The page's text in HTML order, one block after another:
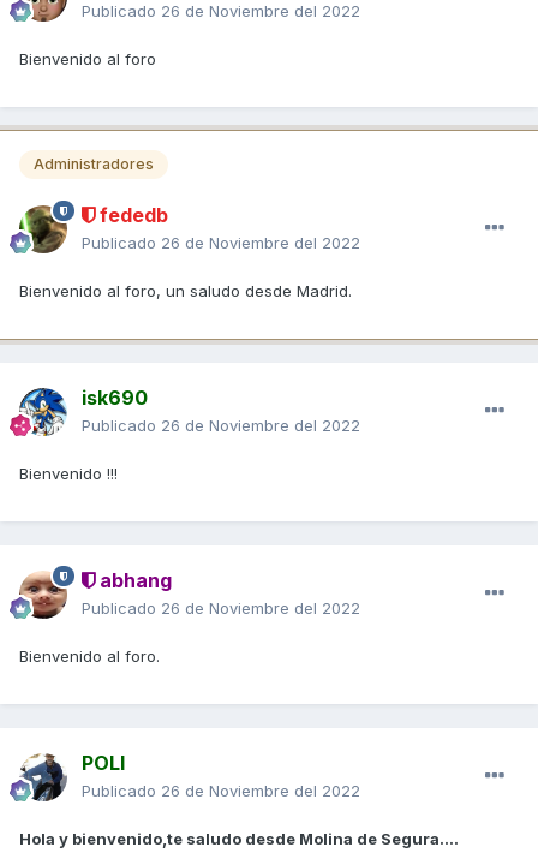
Publicado 26 de Noviembre del 2022
Bienvenido al foro
Administradores
fededb
Publicado 26 de Noviembre del 2022
Bienvenido al foro, un saludo desde Madrid.
isk690
Publicado 26 de Noviembre del 2022
Bienvenido !!!
abhang
Publicado 26 de Noviembre del 2022
Bienvenido al foro.
POLI
Publicado 26 de Noviembre del 2022
Hola y bienvenido,te saludo desde Molina de Segura....